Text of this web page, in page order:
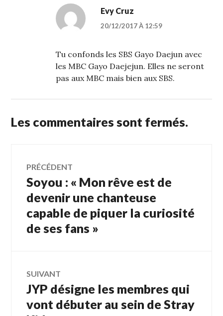
Evy Cruz
20/12/2017 À 12:59
Tu confonds les SBS Gayo Daejun avec
les MBC Gayo Daejejun. Elles ne seront
pas aux MBC mais bien aux SBS.
Les commentaires sont fermés.
Navigation
de
l’article
PRÉCÉDENT
Article
précédent :
Soyou : « Mon rêve est de
devenir une chanteuse
capable de piquer la curiosité
de ses fans »
SUIVANT
Article
Suivant:
JYP désigne les membres qui
vont débuter au sein de Stray